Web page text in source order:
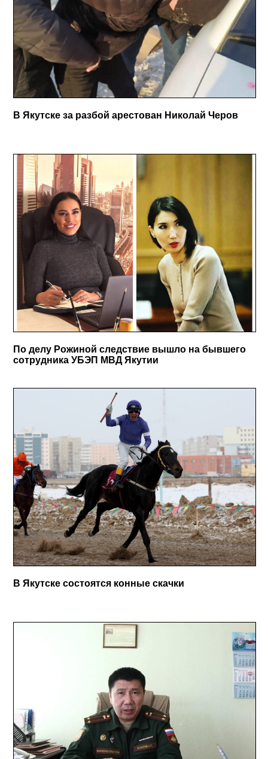
В Якутске за разбой арестован Николай Черов
По делу Рожиной следствие вышло на бывшего
сотрудника УБЭП МВД Якутии
В Якутске состоятся конные скачки